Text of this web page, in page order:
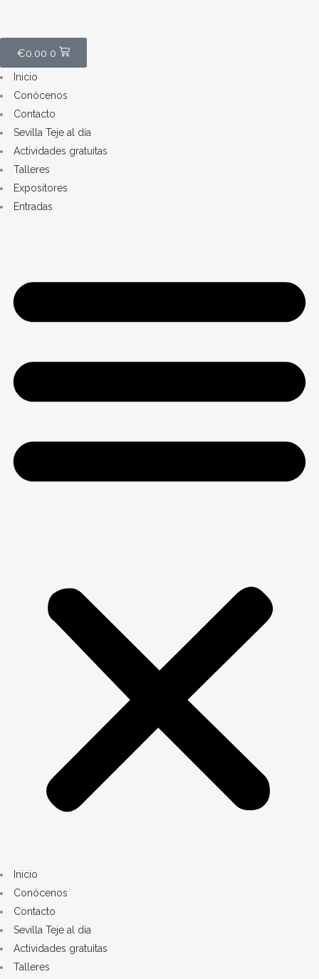
€0.00 0
Inicio
Conócenos
Contacto
Sevilla Teje al día
Actividades gratuitas
Talleres
Expositores
Entradas
Inicio
Conócenos
Contacto
Sevilla Teje al día
Actividades gratuitas
Talleres